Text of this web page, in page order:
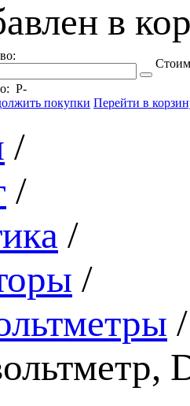
в
Р-
покупки Перейти в
/
/
/
/
/